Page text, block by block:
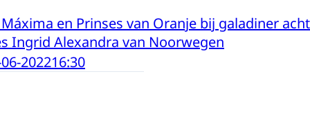
en Prinses van Oranje bij galadiner
Ingrid Alexandra van Noorwegen
202216:30